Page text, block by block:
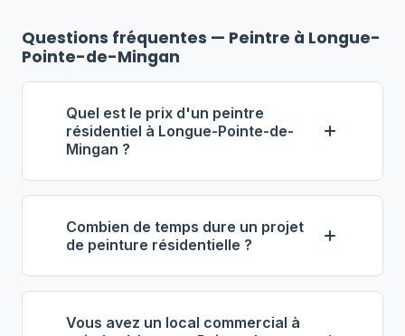
Questions fréquentes — Peintre à Longue-
Pointe-de-Mingan
Quel est le prix d'un peintre
résidentiel à Longue-Pointe-de-
Mingan ?
À Longue-Pointe-de-Mingan, le tarif
horaire d'un peintre résidentiel se situe
généralement entre 40 $ et 65 $ de
moyenne, prévoyez entre 350 $ et 900
$ (main-d'œuvre et matériaux inclus).
Combien de temps dure un projet
de peinture résidentielle ?
La durée varie selon l'envergure du
projet. Pour une pièce, comptez 1 à 2
Vous avez un local commercial à